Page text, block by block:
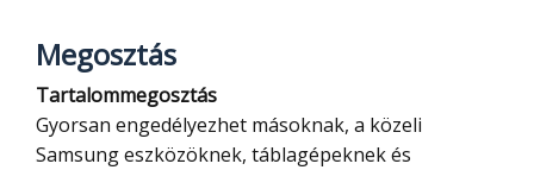
Megosztás
Tartalommegosztás
Gyorsan engedélyezhet másoknak, a közeli
Samsung eszközöknek, táblagépeknek és